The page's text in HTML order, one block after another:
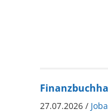
27.07.2026 /